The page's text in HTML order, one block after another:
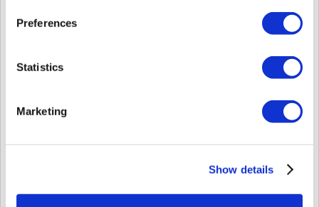
Preferences
Statistics
Marketing
Show details